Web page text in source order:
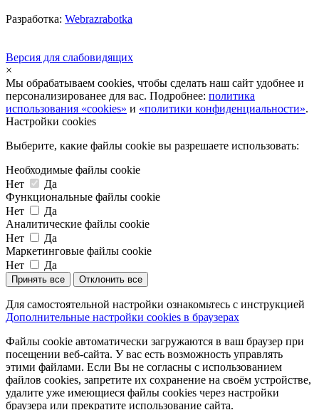
Разработка: Webrazrabotka
Версия для слабовидящих
×
Мы обрабатываем cookies, чтобы сделать наш сайт удобнее и
персонализированее для вас. Подробнее: политика
использования «cookies» и «политики конфиденциальности».
Настройки cookies
Выберите, какие файлы cookie вы разрешаете использовать:
Необходимые файлы cookie
Нет
Да
Функциональные файлы cookie
Нет
Да
Аналитические файлы cookie
Нет
Да
Маркетинговые файлы cookie
Нет
Да
Принять все Отклонить все
Для самостоятельной настройки ознакомьтесь с инструкцией
Дополнительные настройки cookies в браузерах
Файлы cookie автоматически загружаются в ваш браузер при
посещении веб-сайта. У вас есть возможность управлять
этими файлами. Если Вы не согласны с использованием
файлов cookies, запретите их сохранение на своём устройстве,
удалите уже имеющиеся файлы cookies через настройки
браузера или прекратите использование сайта.